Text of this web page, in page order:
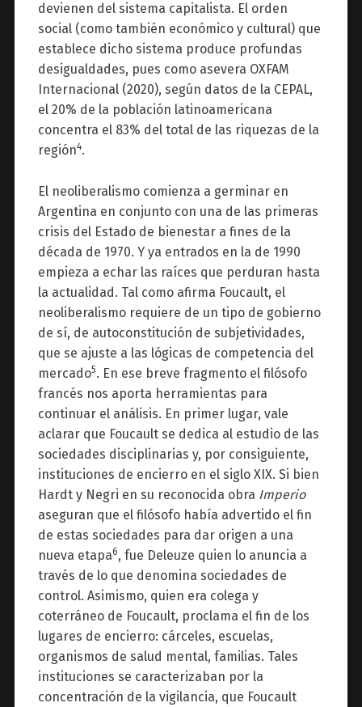
devienen del sistema capitalista. El orden
social (como también económico y cultural) que
establece dicho sistema produce profundas
desigualdades, pues como asevera OXFAM
Internacional (2020), según datos de la CEPAL,
el 20% de la población latinoamericana
concentra el 83% del total de las riquezas de la
región4.
El neoliberalismo comienza a germinar en
Argentina en conjunto con una de las primeras
crisis del Estado de bienestar a fines de la
década de 1970. Y ya entrados en la de 1990
empieza a echar las raíces que perduran hasta
la actualidad. Tal como afirma Foucault, el
neoliberalismo requiere de un tipo de gobierno
de sí, de autoconstitución de subjetividades,
que se ajuste a las lógicas de competencia del
mercado5. En ese breve fragmento el filósofo
francés nos aporta herramientas para
continuar el análisis. En primer lugar, vale
aclarar que Foucault se dedica al estudio de las
sociedades disciplinarias y, por consiguiente,
instituciones de encierro en el siglo XIX. Si bien
Hardt y Negri en su reconocida obra Imperio
aseguran que el filósofo había advertido el fin
de estas sociedades para dar origen a una
nueva etapa6, fue Deleuze quien lo anuncia a
través de lo que denomina sociedades de
control. Asimismo, quien era colega y
coterráneo de Foucault, proclama el fin de los
lugares de encierro: cárceles, escuelas,
organismos de salud mental, familias. Tales
instituciones se caracterizaban por la
concentración de la vigilancia, que Foucault